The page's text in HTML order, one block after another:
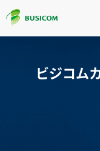
ビジコム